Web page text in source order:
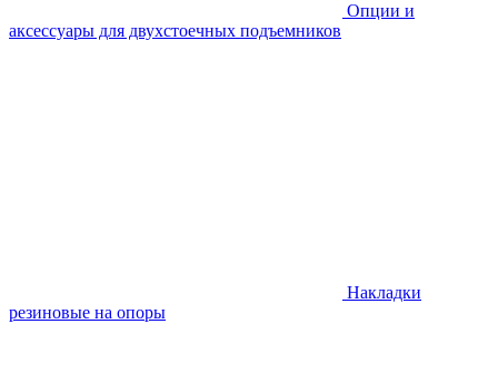
Опции и
аксессуары для двухстоечных подъемников
Накладки
резиновые на опоры